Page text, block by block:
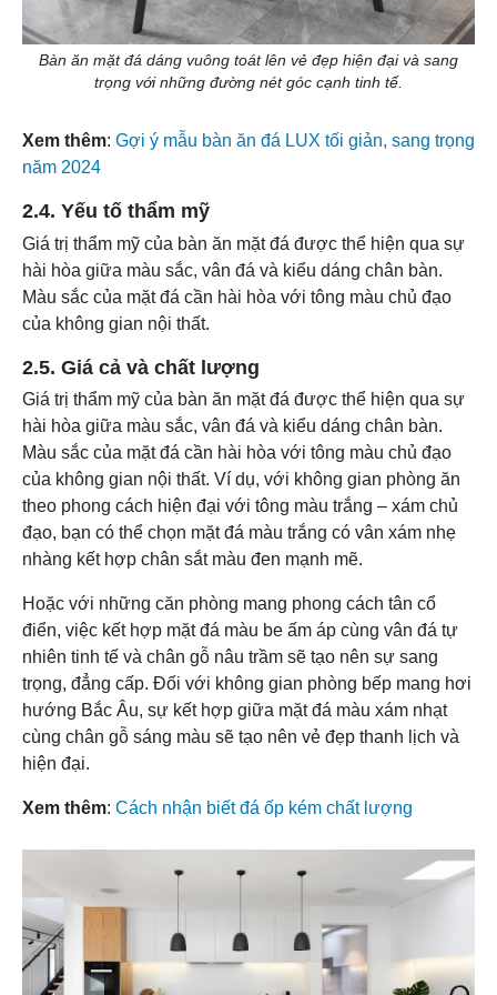
Bàn ăn mặt đá dáng vuông toát lên vẻ đẹp hiện đại và sang
trọng với những đường nét góc cạnh tinh tế.
Xem thêm: Gợi ý mẫu bàn ăn đá LUX tối giản, sang trọng
năm 2024
2.4. Yếu tố thẩm mỹ
Giá trị thẩm mỹ của bàn ăn mặt đá được thể hiện qua sự
hài hòa giữa màu sắc, vân đá và kiểu dáng chân bàn.
Màu sắc của mặt đá cần hài hòa với tông màu chủ đạo
của không gian nội thất.
2.5. Giá cả và chất lượng
Giá trị thẩm mỹ của bàn ăn mặt đá được thể hiện qua sự
hài hòa giữa màu sắc, vân đá và kiểu dáng chân bàn.
Màu sắc của mặt đá cần hài hòa với tông màu chủ đạo
của không gian nội thất. Ví dụ, với không gian phòng ăn
theo phong cách hiện đại với tông màu trắng – xám chủ
đạo, bạn có thể chọn mặt đá màu trắng có vân xám nhẹ
nhàng kết hợp chân sắt màu đen mạnh mẽ.
Hoặc với những căn phòng mang phong cách tân cổ
điển, việc kết hợp mặt đá màu be ấm áp cùng vân đá tự
nhiên tinh tế và chân gỗ nâu trầm sẽ tạo nên sự sang
trọng, đẳng cấp. Đối với không gian phòng bếp mang hơi
hướng Bắc Âu, sự kết hợp giữa mặt đá màu xám nhạt
cùng chân gỗ sáng màu sẽ tạo nên vẻ đẹp thanh lịch và
hiện đại.
Xem thêm: Cách nhận biết đá ốp kém chất lượng